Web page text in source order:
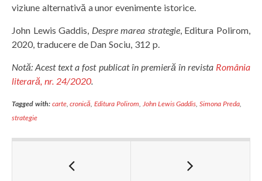
viziune alternativă a unor evenimente istorice.
John Lewis Gaddis, Despre marea strategie, Editura Polirom,
2020, traducere de Dan Sociu, 312 p.
Notă: Acest text a fost publicat în premieră în revista România
literară, nr. 24/2020.
Tagged with: carte,cronică,Editura Polirom, John Lewis Gaddis,Simona Preda,
strategie